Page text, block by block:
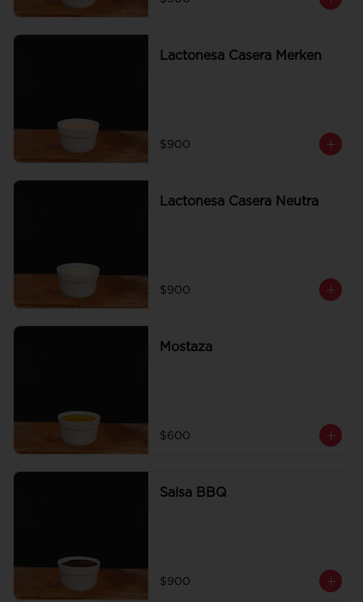
Lactonesa Casera Merken
$900
Lactonesa Casera Neutra
$900
Mostaza
$600
Salsa BBQ
$900